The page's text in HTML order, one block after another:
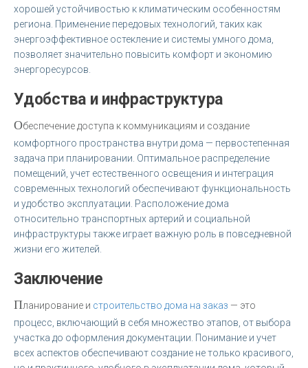
хорошей устойчивостью к климатическим особенностям
региона. Применение передовых технологий, таких как
энергоэффективное остекление и системы умного дома,
позволяет значительно повысить комфорт и экономию
энергоресурсов.
Удобства и инфраструктура
Обеспечение доступа к коммуникациям и создание
комфортного пространства внутри дома — первостепенная
задача при планировании. Оптимальное распределение
помещений, учет естественного освещения и интеграция
современных технологий обеспечивают функциональность
и удобство эксплуатации. Расположение дома
относительно транспортных артерий и социальной
инфраструктуры также играет важную роль в повседневной
жизни его жителей.
Заключение
Планирование и строительство дома на заказ — это
процесс, включающий в себя множество этапов, от выбора
участка до оформления документации. Понимание и учет
всех аспектов обеспечивают создание не только красивого,